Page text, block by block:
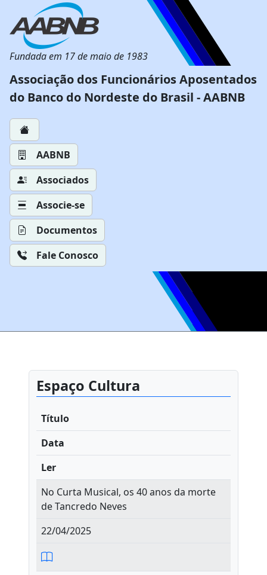
Fundada em 17 de maio de 1983
Associação dos Funcionários Aposentados
do Banco do Nordeste do Brasil - AABNB
AABNB
Associados
Associe-se
Documentos
Fale Conosco
Espaço Cultura
Título
Data
Ler
No Curta Musical, os 40 anos da morte
de Tancredo Neves
22/04/2025